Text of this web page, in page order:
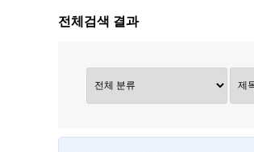
전체검색 결과